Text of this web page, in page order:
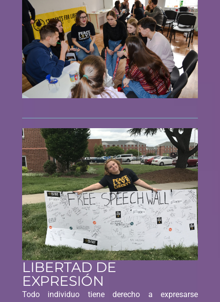
LIBERTAD DE
EXPRESIÓN
Todo individuo tiene derecho a expresarse